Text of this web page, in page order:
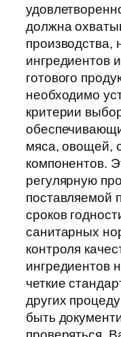
должна
производства,
ингредиентов
готового
необходимо
критерии
мяса, овощей,
компонентов.
регулярную
поставляемой
сроков
санитарных
контроля
ингредиентов
четкие
других
быть